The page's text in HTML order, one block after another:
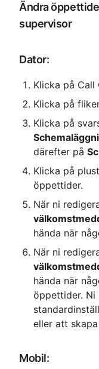
Ändra
supervisor
Dator:
Klicka på Call
Klicka på
Klicka på
därefter på
Klicka på
öppettider.
När ni
hända när
När ni
hända när
öppettider. Ni
eller att skapa
Mobil: